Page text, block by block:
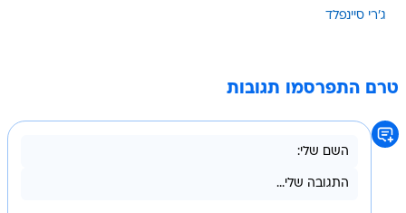
ג'רי סיינפלד
טרם התפרסמו תגובות